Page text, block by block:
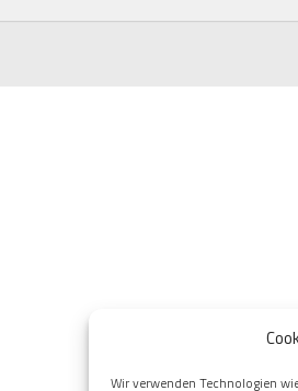
Wir verwenden Technologien